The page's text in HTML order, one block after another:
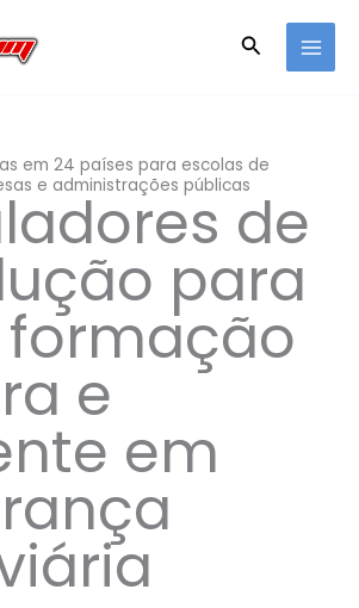
Pesquisar
em 24 países para escolas de
e administrações públicasde
para
e
em